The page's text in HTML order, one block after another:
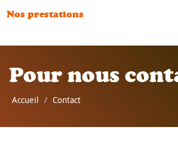
Nos prestations
Pour nous
Accueil Contact